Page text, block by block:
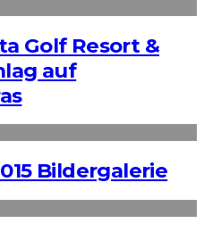
Golf Resort &
auf
Bildergalerie